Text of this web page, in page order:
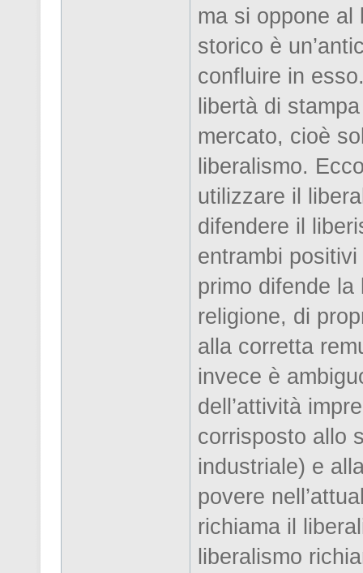
ma si oppone al
storico è
confluire in
libertà di
mercato, cioè
liberalismo.
utilizzare il
difendere il
entrambi
primo difende
religione, di
alla corretta
invece è
dell’attività
corrisposto allo
industriale) e
povere
richiama il
liberalismo